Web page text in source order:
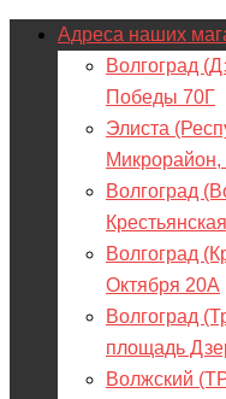
Адреса наших
Волгоград
Победы 70Г
Элиста
Волгоград
Волгоград
Октября 20А
Волгоград
площадь
Волжский